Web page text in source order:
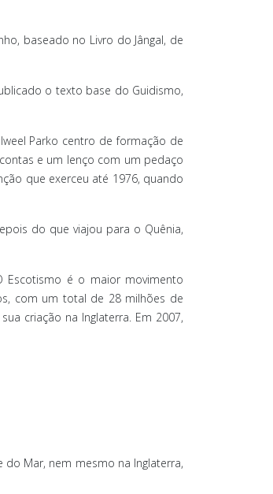
baseado no Livro do Jângal, de
o texto base do Guidismo,
Parko centro de formação de
e um lenço com um pedaço
que exerceu até 1976, quando
do que viajou para o Quênia,
Escotismo é o maior movimento
com um total de 28 milhões de
criação na Inglaterra. Em 2007,
Mar, nem mesmo na Inglaterra,